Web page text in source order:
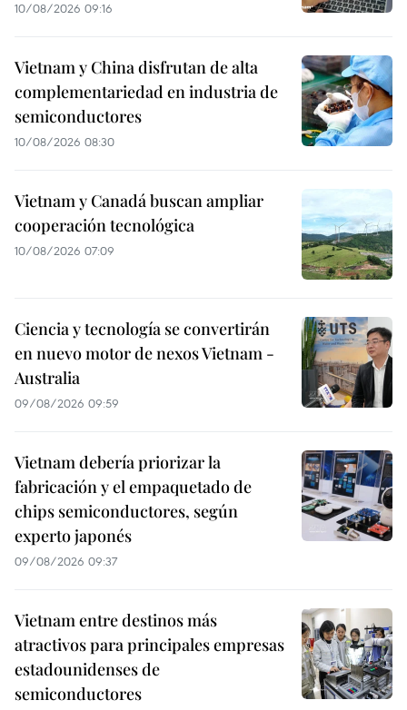
10/08/2026 09:16
Vietnam y China disfrutan de alta
complementariedad en industria de
semiconductores
10/08/2026 08:30
Vietnam y Canadá buscan ampliar
cooperación tecnológica
10/08/2026 07:09
Ciencia y tecnología se convertirán
en nuevo motor de nexos Vietnam -
Australia
09/08/2026 09:59
Vietnam debería priorizar la
fabricación y el empaquetado de
chips semiconductores, según
experto japonés
09/08/2026 09:37
Vietnam entre destinos más
atractivos para principales empresas
estadounidenses de
semiconductores